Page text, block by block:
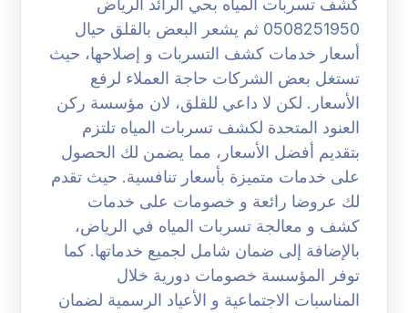
كشف تسربات المياه بحي الرائد الرياض
0508251950 ثم يشعر البعض بالقلق حيال
أسعار خدمات كشف التسربات و إصلاحها، حيث
تستغل بعض الشركات حاجة العملاء لرفع
الأسعار. لكن لا داعي للقلق، لان مؤسسة ركن
العنود المتحدة لكشف تسربات المياه تلتزم
بتقديم أفضل الأسعار، مما يضمن لك الحصول
على خدمات متميزة بأسعار تنافسية. حيث تقدم
لك عروضا رائعة و خصومات على خدمات
كشف و معالجة تسربات المياه في الرياض،
بالإضافة إلى ضمان شامل لجميع خدماتها. كما
توفر المؤسسة خصومات دورية خلال
المناسبات الاجتماعية و الأعياد الرسمية لضمان